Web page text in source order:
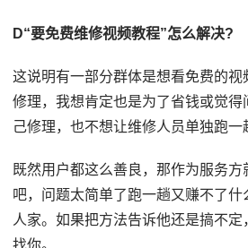
D“要免费维修视频教程”怎么解决?
这说明有一部分群体是想看免费的
修理，我想肯定也是为了省钱或觉得
己修理，也不想让维修人员单独跑一
既然用户都这么善良，那作为服务
吧，问题太简单了跑一趟又赚不了
人家。如果把方法告诉他还是搞不